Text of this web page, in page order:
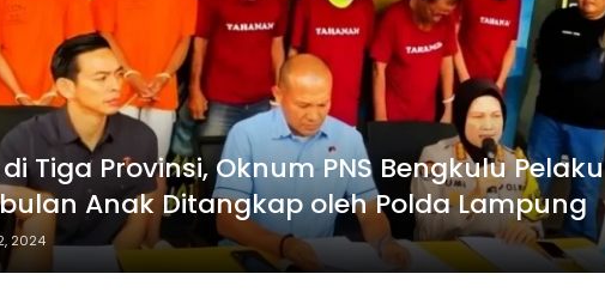
Tiga Provinsi, Oknum PNS Bengkulu Pelaku
Anak Ditangkap oleh Polda Lampung
2024